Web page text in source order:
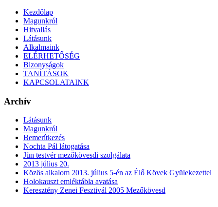
Kezdőlap
Magunkról
Hitvallás
Látásunk
Alkalmaink
ELÉRHETŐSÉG
Bizonyságok
TANÍTÁSOK
KAPCSOLATAINK
Archív
Látásunk
Magunkról
Bemerítkezés
Nochta Pál látogatása
Jün testvér mezőkövesdi szolgálata
2013 július 20.
Közös alkalom 2013. július 5-én az Élő Kövek Gyülekezettel
Holokauszt emléktábla avatása
Keresztény Zenei Fesztivál 2005 Mezőkövesd